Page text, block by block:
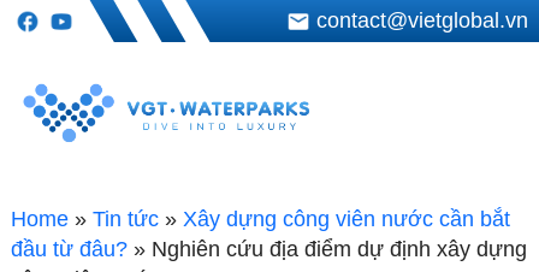
contact@vietglobal.vn
Home» Tin tức» Xây dựng công viên nước cần bắt
đầu từ đâu?» Nghiên cứu địa điểm dự định xây dựng